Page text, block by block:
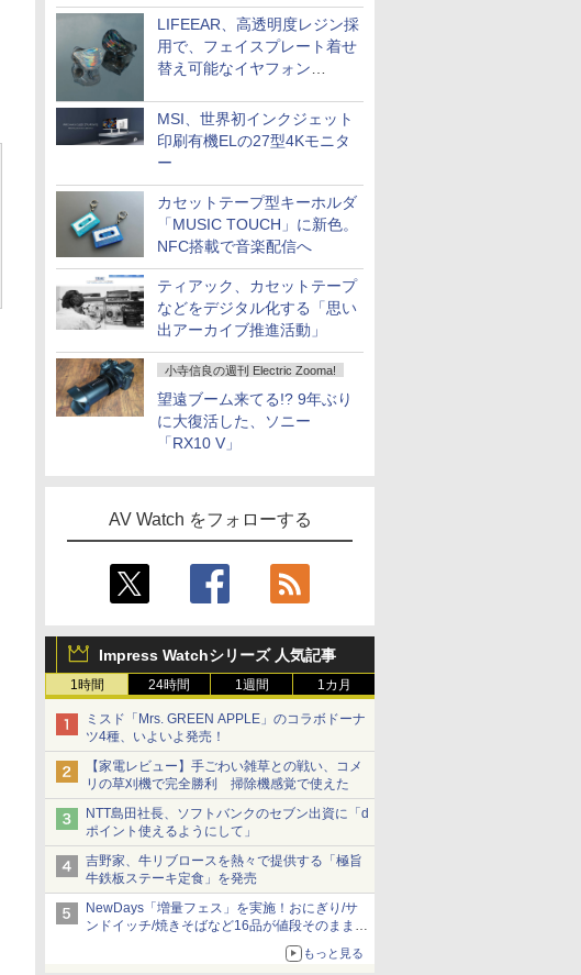
LIFEEAR、高透明度レジン採
用で、フェイスプレート着せ
替え可能なイヤフォン
MSI、世界初インクジェット
印刷有機ELの27型4Kモニタ
ー
カセットテープ型キーホルダ
「MUSIC TOUCH」に新色。
NFC搭載で音楽配信へ
ティアック、カセットテープ
などをデジタル化する「思い
出アーカイブ推進活動」
小寺信良の週刊 Electric Zooma!
望遠ブーム来てる!? 9年ぶり
に大復活した、ソニー
「RX10 V」
AV Watch をフォローする
Impress Watchシリーズ 人気記事
1時間 24時間 1週間 1カ月
ミスド「Mrs. GREEN APPLE」のコラボドーナ
ツ4種、いよいよ発売！
【家電レビュー】手ごわい雑草との戦い、コメ
リの草刈機で完全勝利 掃除機感覚で使えた
NTT島田社長、ソフトバンクのセブン出資に「d
ポイント使えるようにして」
吉野家、牛リブロースを熱々で提供する「極旨
牛鉄板ステーキ定食」を発売
NewDays「増量フェス」を実施！おにぎり/サ
ンドイッチ/焼きそばなど16品が値段そのままで
もっと見る